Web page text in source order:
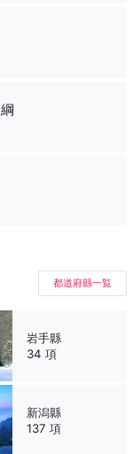
都道府縣一覧
岩手縣
34 項
新潟縣
137 項